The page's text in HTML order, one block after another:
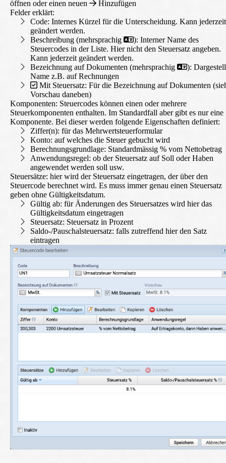
öffnen oder einen neuen
Hinzufügen
Felder erklärt:
Code: Internes Kürzel für die Unterscheidung. Kann jederzeit
geändert werden.
Beschreibung (mehrsprachig
): Interner Name des
Steuercodes in der Liste. Hier nicht den Steuersatz angeben.
Kann jederzeit geändert werden.
Bezeichnung auf Dokumenten (mehrsprachig
):
Name z.B. auf Rechnungen
Mit Steuersatz: Für die Bezeichnung auf Dokumenten
Vorschau daneben)
Komponenten: Steuercodes können einen oder mehrere
Steuerkomponenten enthalten. Im Standardfall aber gibt es nur eine
Komponente. Bei dieser werden folgende Eigenschaften definiert:
Ziffer(n): für das Mehrwertsteuerformular
Konto: auf welches die Steuer gebucht wird
Berechnungsgrundlage: Standardmässig % vom Nettobetrag
Anwendungsregel: ob der Steuersatz auf Soll oder Haben
angewendet werden soll usw.
Steuersätze: hier wird der Steuersatz eingetragen, der über den
Steuercode berechnet wird. Es muss immer genau einen Steuersatz
geben ohne Gültigkeitsdatum.
Gültig ab: für Änderungen des Steuersatzes wird hier das
Gültigkeitsdatum eingetragen
Steuersatz: Steuersatz in Prozent
Saldo-/Pauschalsteuersatz: falls zutreffend hier den Satz
eintragen